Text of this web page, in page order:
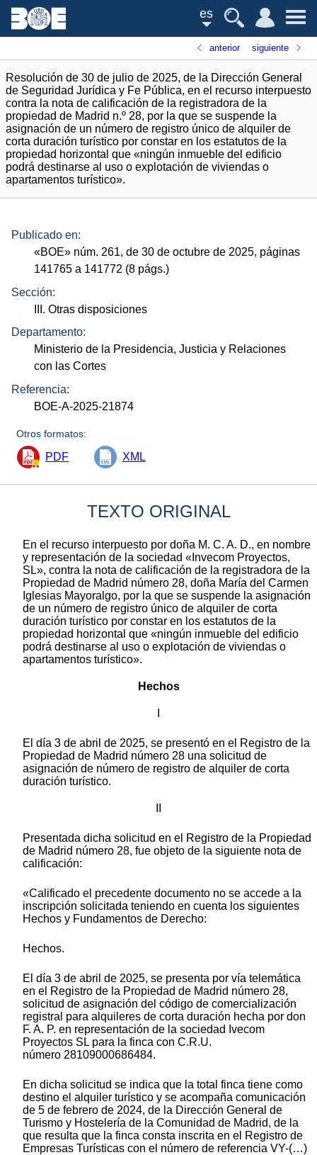
es
anterior siguiente
Resolución de 30 de julio de 2025, de la Dirección General
de Seguridad Jurídica y Fe Pública, en el recurso interpuesto
contra la nota de calificación de la registradora de la
propiedad de Madrid n.º 28, por la que se suspende la
asignación de un número de registro único de alquiler de
corta duración turístico por constar en los estatutos de la
propiedad horizontal que «ningún inmueble del edificio
podrá destinarse al uso o explotación de viviendas o
apartamentos turístico».
Publicado en:
«BOE» núm. 261, de 30 de octubre de 2025, páginas
141765 a 141772 (8 págs.)
Sección:
III. Otras disposiciones
Departamento:
Ministerio de la Presidencia, Justicia y Relaciones
con las Cortes
Referencia:
BOE-A-2025-21874
Otros formatos:
PDF XML
TEXTO ORIGINAL
En el recurso interpuesto por doña M. C. A. D., en nombre
y representación de la sociedad «Invecom Proyectos,
SL», contra la nota de calificación de la registradora de la
Propiedad de Madrid número 28, doña María del Carmen
Iglesias Mayoralgo, por la que se suspende la asignación
de un número de registro único de alquiler de corta
duración turístico por constar en los estatutos de la
propiedad horizontal que «ningún inmueble del edificio
podrá destinarse al uso o explotación de viviendas o
apartamentos turístico».
Hechos
El día 3 de abril de 2025, se presentó en el Registro de la
Propiedad de Madrid número 28 una solicitud de
asignación de número de registro de alquiler de corta
duración turístico.
Presentada dicha solicitud en el Registro de la Propiedad
de Madrid número 28, fue objeto de la siguiente nota de
calificación:
«Calificado el precedente documento no se accede a la
inscripción solicitada teniendo en cuenta los siguientes
Hechos y Fundamentos de Derecho:
Hechos.
El día 3 de abril de 2025, se presenta por vía telemática
en el Registro de la Propiedad de Madrid número 28,
solicitud de asignación del código de comercialización
registral para alquileres de corta duración hecha por don
F. A. P. en representación de la sociedad Ivecom
Proyectos SL para la finca con C.R.U.
número 28109000686484.
En dicha solicitud se indica que la total finca tiene como
destino el alquiler turístico y se acompaña comunicación
de 5 de febrero de 2024, de la Dirección General de
Turismo y Hostelería de la Comunidad de Madrid, de la
que resulta que la finca consta inscrita en el Registro de
Empresas Turísticas con el número de referencia VY-(…)